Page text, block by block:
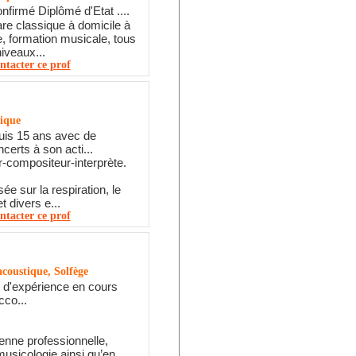
Diplômé d'Etat ....
classique à domicile à
formation musicale, tous
ce prof
15 ans avec de
à son acti...
compositeur-interprète.
sur la respiration, le
divers e...
ce prof
Solfège
en cours
professionnelle,